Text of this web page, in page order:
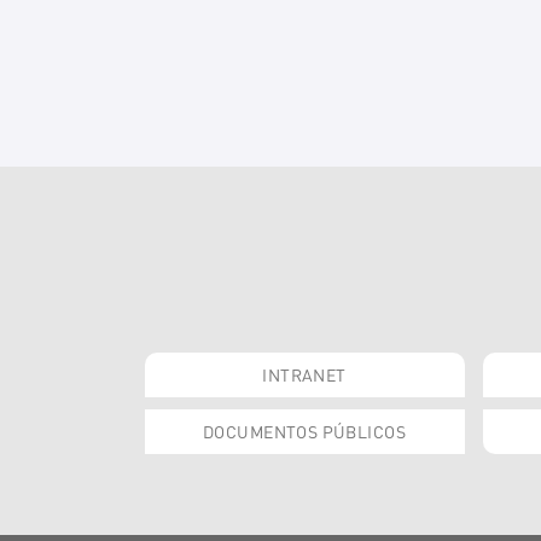
INTRANET
DOCUMENTOS PÚBLICOS